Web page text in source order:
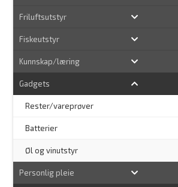
Friluftsutstyr
Fiskeutstyr
Kunnskap/læring
Gadgets
Rester/vareprøver
Batterier
Øl og vinutstyr
Personlig pleie